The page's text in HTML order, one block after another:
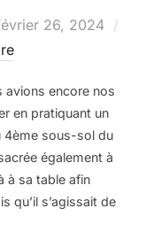
26, 2024
avions encore nos
en pratiquant un
4ème sous-sol du
également à
à sa table afin
qu’il s’agissait de